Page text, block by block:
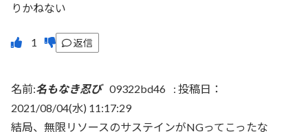
りかねない
返信
名前:名もなき忍び 09322bd46 : 投稿日：
2021/08/04(水) 11:17:29
結局、無限リソースのサステインがNGってこったな